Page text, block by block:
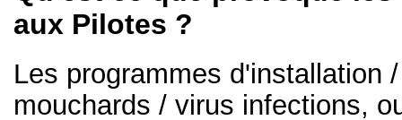
aux Pilotes ?
Les programmes d'installation
mouchards / virus infections,